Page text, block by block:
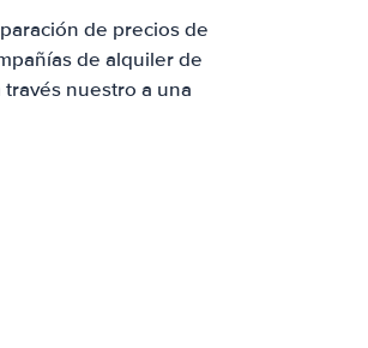
de precios de
de alquiler de
nuestro a una